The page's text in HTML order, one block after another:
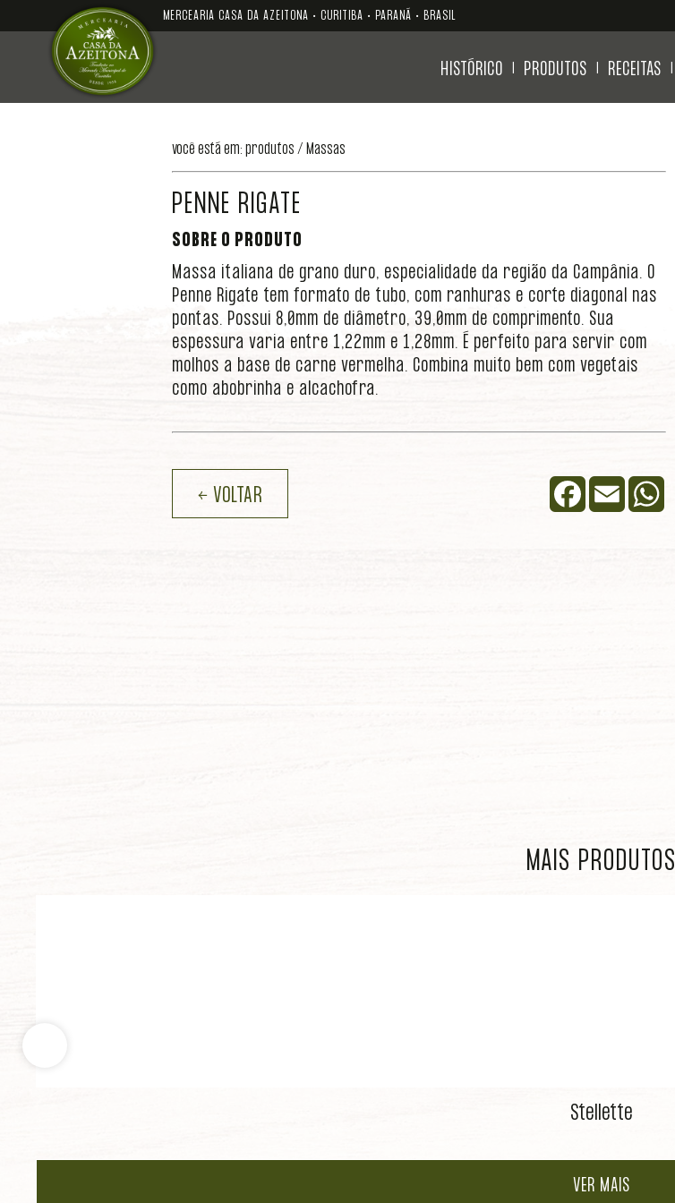
MERCEARIA CASA DA AZEITONA • CURITIBA • PARANÁ • BRASIL
HISTÓRICO PRODUTOS RECEITAS
você está em: produtos / Massas
PENNE RIGATE
SOBRE O PRODUTO
Massa italiana de grano duro, especialidade da região da Campânia. O
Penne Rigate tem formato de tubo, com ranhuras e corte diagonal nas
pontas. Possui 8,0mm de diâmetro, 39,0mm de comprimento. Sua
espessura varia entre 1,22mm e 1,28mm. É perfeito para servir com
molhos a base de carne vermelha. Combina muito bem com vegetais
como abobrinha e alcachofra.
← VOLTAR
FacebookEmail
MAIS PRODUTOS
Stellette
VER MAIS